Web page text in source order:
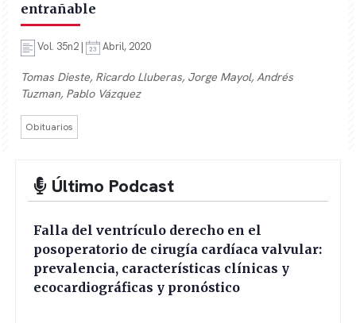
entrañable
Vol. 35n2 | Abril, 2020
Tomas Dieste, Ricardo Lluberas, Jorge Mayol, Andrés
Tuzman, Pablo Vázquez
Obituarios
Último Podcast
Falla del ventrículo derecho en el
posoperatorio de cirugía cardíaca valvular:
prevalencia, características clínicas y
ecocardiográficas y pronóstico